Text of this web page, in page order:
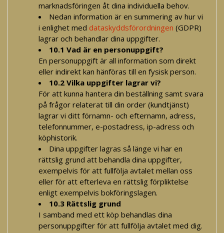
marknadsföringen åt dina individuella behov.
Nedan information är en summering av hur vi
i enlighet med dataskyddsförordningen (GDPR)
lagrar och behandlar dina uppgifter.
10.1 Vad är en personuppgift?
En personuppgift är all information som direkt
eller indirekt kan hänföras till en fysisk person.
10.2 Vilka uppgifter lagrar vi?
För att kunna hantera din beställning samt svara
på frågor relaterat till din order (kundtjänst)
lagrar vi ditt förnamn- och efternamn, adress,
telefonnummer, e-postadress, ip-adress och
köphistorik.
Dina uppgifter lagras så länge vi har en
rättslig grund att behandla dina uppgifter,
exempelvis för att fullfölja avtalet mellan oss
eller för att efterleva en rättslig förpliktelse
enligt exempelvis bokföringslagen.
10.3 Rättslig grund
I samband med ett köp behandlas dina
personuppgifter för att fullfölja avtalet med dig.